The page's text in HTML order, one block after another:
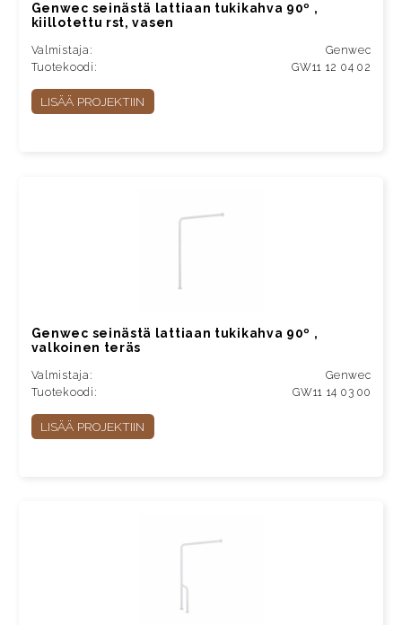
Genwec seinästä lattiaan tukikahva 90º ,
kiillotettu rst, vasen
Valmistaja:
Genwec
Tuotekoodi:
GW11 12 04 02
LISÄÄ PROJEKTIIN
Genwec seinästä lattiaan tukikahva 90º ,
valkoinen teräs
Valmistaja:
Genwec
Tuotekoodi:
GW11 14 03 00
LISÄÄ PROJEKTIIN